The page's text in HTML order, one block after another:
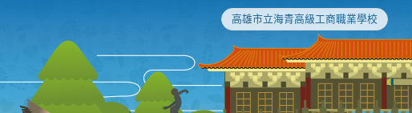
高雄市立海青高級工商職業學校